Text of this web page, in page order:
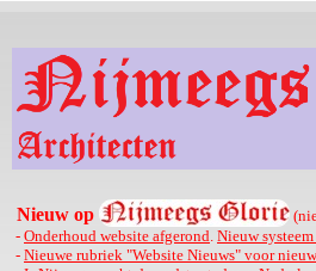
Nieuw op
- Onderhoud website afgerond Nieuw
- Nieuwe rubriek "Website Nieuws" voor